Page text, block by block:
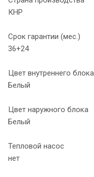
КНР
Срок гарантии (мес.)
36+24
Цвет внутреннего блока
Белый
Цвет наружного блока
Белый
Тепловой насос
нет